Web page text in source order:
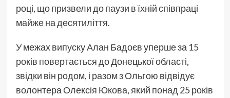
році, що призвели до паузи в їхній співпраці
майже на десятиліття.
У межах випуску Алан Бадоєв уперше за 15
років повертається до Донецької області,
звідки він родом, і разом з Ольгою відвідує
волонтера Олексія Юкова, який понад 25 років